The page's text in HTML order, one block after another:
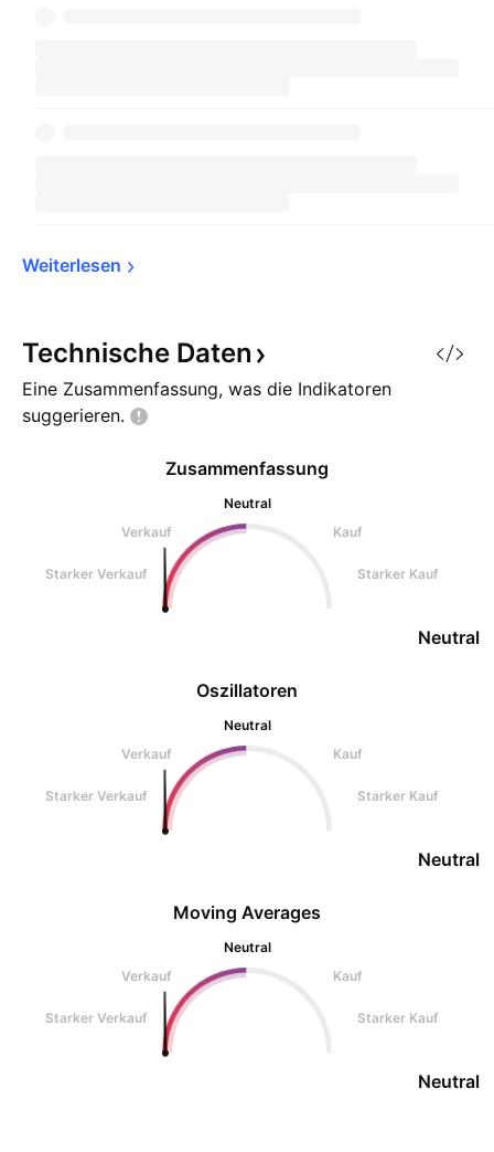
Weiterlesen
Technische Daten
Eine Zusammenfassung, was die Indikatoren
suggerieren.
Oszillatoren
Neutral
Verkauf
Kauf
Starker Verkauf Starker Kauf
Neutral
Zusammenfassung
Neutral
Verkauf
Kauf
Starker Verkauf Starker Kauf
Neutral
Moving Averages
Neutral
Verkauf
Kauf
Starker Verkauf Starker Kauf
Neutral